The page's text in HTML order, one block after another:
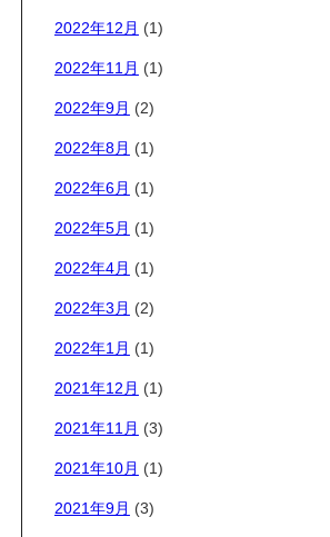
2022年12月 (1)
2022年11月 (1)
2022年9月 (2)
2022年8月 (1)
2022年6月 (1)
2022年5月 (1)
2022年4月 (1)
2022年3月 (2)
2022年1月 (1)
2021年12月 (1)
2021年11月 (3)
2021年10月 (1)
2021年9月 (3)